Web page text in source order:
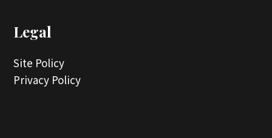
Legal
Site Policy
Privacy Policy